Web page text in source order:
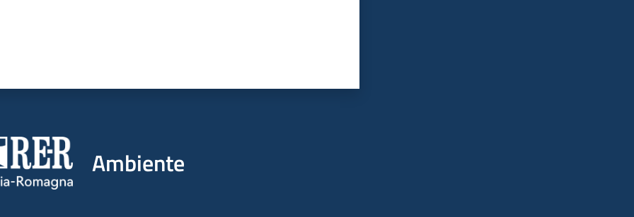
Ambiente